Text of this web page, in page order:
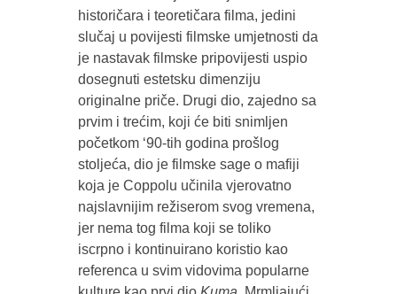
historičara i teoretičara filma, jedini
slučaj u povijesti filmske umjetnosti da
je nastavak filmske pripovijesti uspio
dosegnuti estetsku dimenziju
originalne priče. Drugi dio, zajedno sa
prvim i trećim, koji će biti snimljen
početkom ‘90-tih godina prošlog
stoljeća, dio je filmske sage o mafiji
koja je Coppolu učinila vjerovatno
najslavnijim režiserom svog vremena,
jer nema tog filma koji se toliko
iscrpno i kontinuirano koristio kao
referenca u svim vidovima popularne